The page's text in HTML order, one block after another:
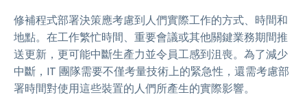
修補程式部署決策應考慮到人們實際工作的方式、時間和
地點。在工作繁忙時間、重要會議或其他關鍵業務期間推
送更新，更可能中斷生產力並令員工感到沮喪。為了減少
中斷，IT 團隊需要不僅考量技術上的緊急性，還需考慮部
署時間對使用這些裝置的人們所產生的實際影響。